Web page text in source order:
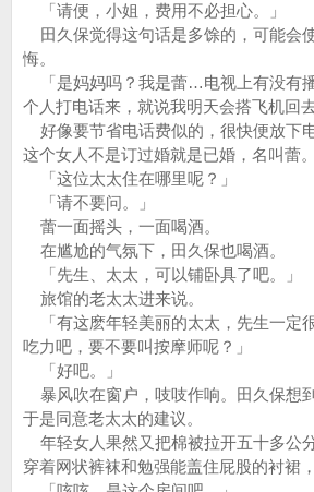
「请便，小姐，费用不必担心。」
田久保觉得这句话是多馀的，可能会
悔。
「是妈妈吗？我是蕾…电视上有没有
个人打电话来，就说我明天会搭飞机回
好像要节省电话费似的，很快便放下
这个女人不是订过婚就是已婚，名叫蕾。
「这位太太住在哪里呢？」
「请不要问。」
蕾一面摇头，一面喝酒。
在尴尬的气氛下，田久保也喝酒。
「先生、太太，可以铺卧具了吧。」
旅馆的老太太进来说。
「有这麽年轻美丽的太太，先生一定
吃力吧，要不要叫按摩师呢？」
「好吧。」
暴风吹在窗户，吱吱作响。田久保想
于是同意老太太的建议。
年轻女人果然又把棉被拉开五十多公
穿着网状裤袜和勉强能盖住屁股的衬裙